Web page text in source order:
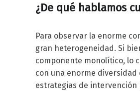
¿De qué hablamos
Para observar la enorme
gran heterogeneidad. Si
componente monolítico, lo
con una enorme
estrategias de